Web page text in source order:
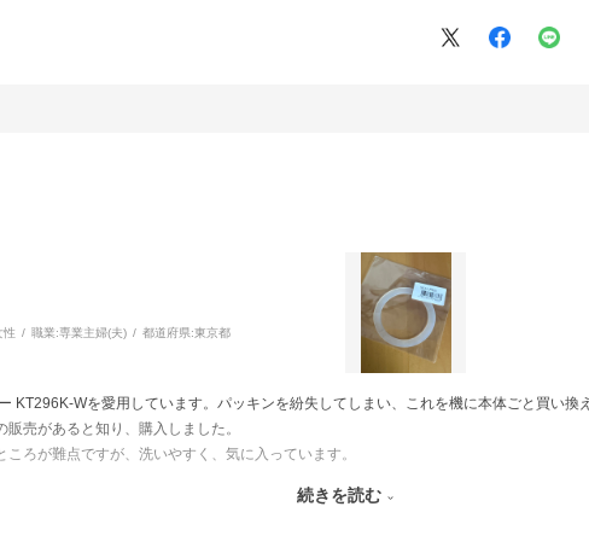
性 職業:専業主婦(夫) 都道府県:東京都
KT296K-Wを愛用しています。パッキンを紛失してしまい、これを機に本体ごと買い換
売があると知り、購入しました。
ろが難点ですが、洗いやすく、気に入っています。
のみでも宅配便での配送だった点がマイナスポイントでした。メール便にも対応してい
続きを読む